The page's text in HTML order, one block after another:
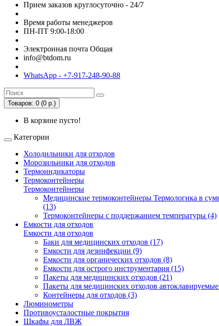
Прием заказов круглосуточно - 24/7
Время работы менеджеров
ПН-ПТ 9:00-18:00
Электронная почта Общая
info@btdom.ru
WhatsApp - +7-917-248-90-88
Товаров: 0 (0 р.)
В корзине пусто!
Категории
Холодильники для отходов
Морозильники для отходов
Термоиндикаторы
Термоконтейнеры
Термоконтейнеры
Медицинские термоконтейнеры Термологика в
(13)
Термоконтейнеры с поддержанием температуры (4)
Емкости для отходов
Емкости для отходов
Баки для медицинских отходов (17)
Емкости для дезинфекции (9)
Емкости для органических отходов (8)
Емкости для острого инструментария (15)
Пакеты для медицинских отходов (21)
Пакеты для медицинских отходов
Контейнеры для отходов (3)
Люминометры
Противоусталостные покрытия
Шкафы для ЛВЖ